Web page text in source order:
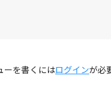
ーを書くにはログインが必